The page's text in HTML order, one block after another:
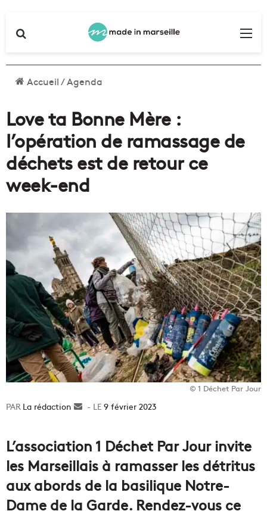
Accueil/Agenda
Love ta Bonne Mère :
l’opération de ramassage de
déchets est de retour ce
week-end
© 1 Déchet Par Jour
La rédaction
Envoyer9 février 2023
L’association 1 Déchet Par Jour invite
les Marseillais à ramasser les détritus
aux abords de la basilique Notre-
Dame de la Garde. Rendez-vous ce